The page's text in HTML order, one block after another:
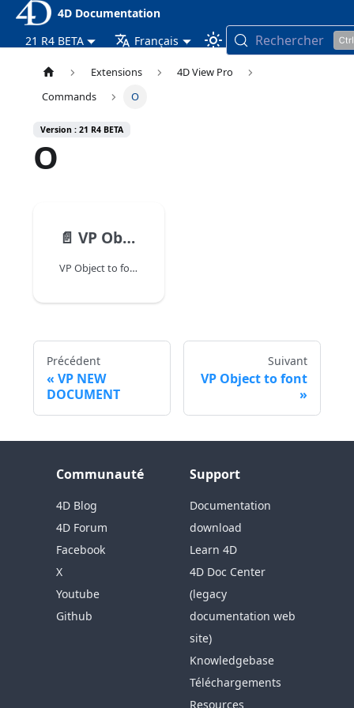
4D Documentation
21 R4 BETA
Français Rechercher
Extensions
4D View Pro
Commands
O
Version : 21 R4 BETA
O
📄️ VP Object to font
VP Object to font ( fontObj Text
Précédent
VP NEW
DOCUMENT
Suivant
VP Object to font
Communauté
4D Blog
4D Forum
Facebook
X
Youtube
Github
Support
Documentation
download
Learn 4D
4D Doc Center
(legacy
documentation web
site)
Knowledgebase
Téléchargements
Resources